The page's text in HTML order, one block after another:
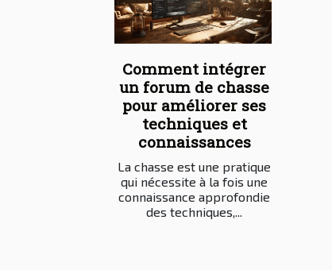
Comment intégrer
un forum de chasse
pour améliorer ses
techniques et
connaissances
La chasse est une pratique
qui nécessite à la fois une
connaissance approfondie
des techniques,...